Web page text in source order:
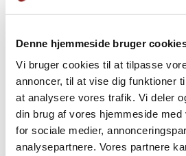
Denne hjemmeside bruger
Vi bruger cookies til at tilpasse
annoncer, til at vise dig funktioner
at analysere vores trafik. Vi deler
din brug af vores hjemmeside med
for sociale medier,
analysepartnere. Vores partnere
Oats